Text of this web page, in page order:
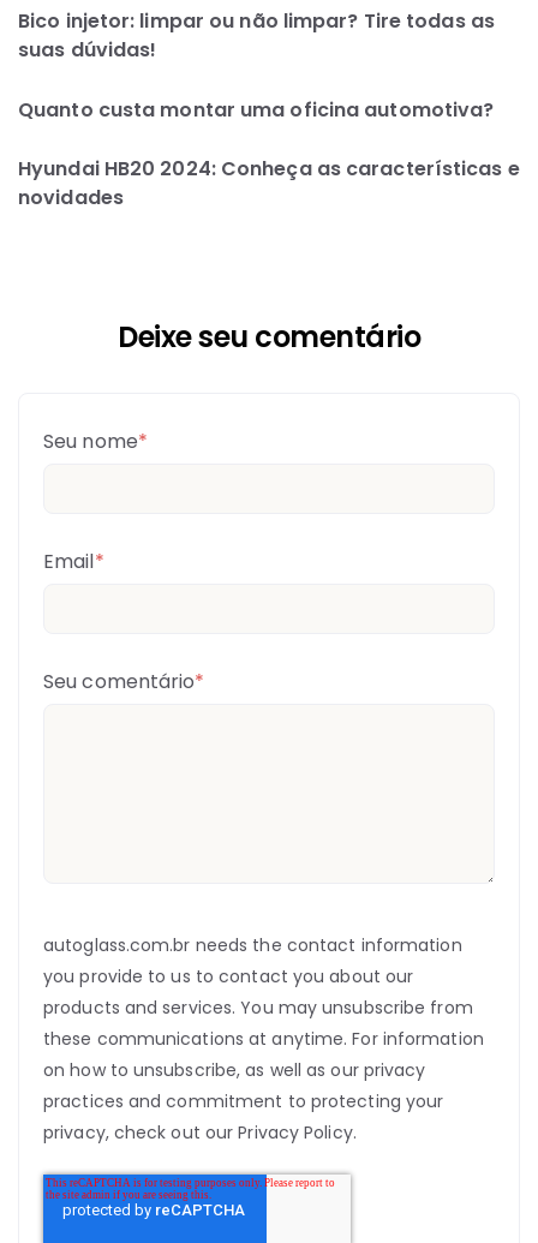
Bico injetor: limpar ou não limpar? Tire todas as
suas dúvidas!
Quanto custa montar uma oficina automotiva?
Hyundai HB20 2024: Conheça as características e
novidades
Deixe seu comentário
Seu nome*
Email*
Seu comentário*
autoglass.com.br needs the contact information
you provide to us to contact you about our
products and services. You may unsubscribe from
these communications at anytime. For information
on how to unsubscribe, as well as our privacy
practices and commitment to protecting your
privacy, check out our Privacy Policy.